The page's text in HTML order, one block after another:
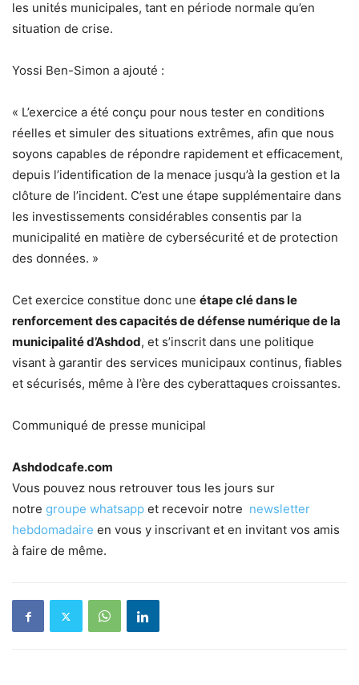
les unités municipales, tant en période normale qu’en
situation de crise.
Yossi Ben-Simon a ajouté :
« L’exercice a été conçu pour nous tester en conditions
réelles et simuler des situations extrêmes, afin que nous
soyons capables de répondre rapidement et efficacement,
depuis l’identification de la menace jusqu’à la gestion et la
clôture de l’incident. C’est une étape supplémentaire dans
les investissements considérables consentis par la
municipalité en matière de cybersécurité et de protection
des données. »
Cet exercice constitue donc une étape clé dans le
renforcement des capacités de défense numérique de la
municipalité d’Ashdod, et s’inscrit dans une politique
visant à garantir des services municipaux continus, fiables
et sécurisés, même à l’ère des cyberattaques croissantes.
Communiqué de presse municipal
Ashdodcafe.com
Vous pouvez nous retrouver tous les jours sur
notre groupe whatsapp et recevoir notre newsletter
hebdomadaire en vous y inscrivant et en invitant vos amis
à faire de même.